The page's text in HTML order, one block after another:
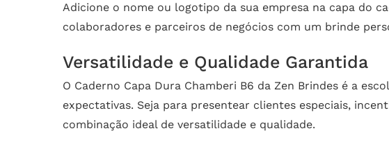
Adicione o nome ou logotipo da sua empresa na capa do
colaboradores e parceiros de negócios com um brinde
Versatilidade e Qualidade Garantida
O Caderno Capa Dura Chamberi B6 da Zen Brindes é a
expectativas. Seja para presentear clientes especiais,
combinação ideal de versatilidade e qualidade.